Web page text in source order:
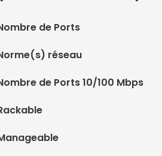
de Ports
réseau
de Ports 10/100 Mbps